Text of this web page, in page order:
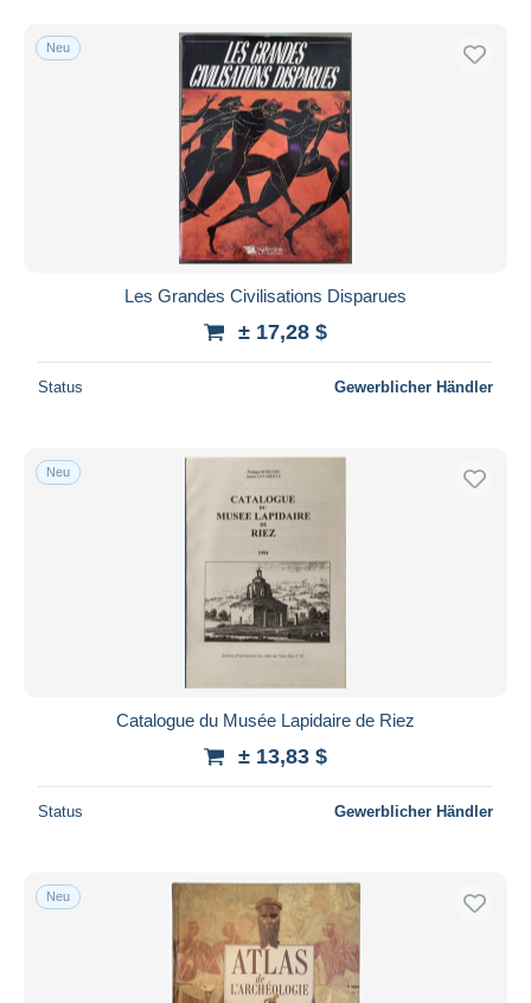
Neu
Les Grandes Civilisations Disparues
± 17,28 $
Status Gewerblicher Händler
Neu
Catalogue du Musée Lapidaire de Riez
± 13,83 $
Status Gewerblicher Händler
Neu